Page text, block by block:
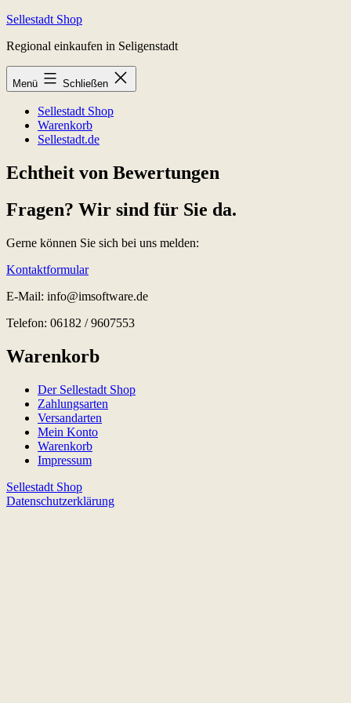
Zum
springen
Sellestadt Shop
Regional einkaufen in Seligenstadt
Menü Schließen
Sellestadt Shop
Warenkorb
Sellestadt.de
Echtheit von Bewertungen
Fragen? Wir sind für Sie da.
Gerne können Sie sich bei uns melden:
Kontaktformular
E-Mail: info@imsoftware.de
Telefon: 06182 / 9607553
Warenkorb
Der Sellestadt Shop
Zahlungsarten
Versandarten
Mein Konto
Warenkorb
Impressum
Sellestadt Shop
Datenschutzerklärung